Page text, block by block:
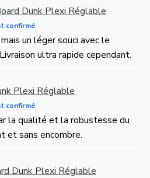
Dunk Plexi Réglable
confirmé
un léger souci avec le
ultra rapide cependant.
Plexi Réglable
confirmé
la qualité et la robustesse du
et sans encombre.
Dunk Plexi Réglable